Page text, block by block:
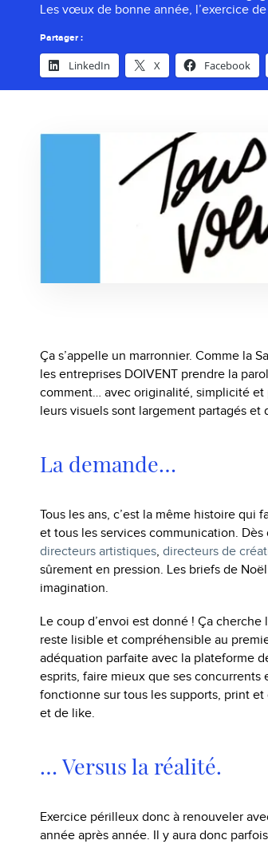
Les vœux de bonne année, l’exercice
Partager :
LinkedIn X Facebook
Ça s’appelle un marronnier. Comme la
les entreprises DOIVENT prendre la
comment… avec originalité, simplicité
leurs visuels sont largement partagés et
La demande…
Tous les ans, c’est la même histoire
et tous les services communication.
directeurs artistiques, directeurs de
sûrement en pression. Les briefs de
imagination.
Le coup d’envoi est donné ! Ça
reste lisible et compréhensible au
adéquation parfaite avec la plateforme
esprits, faire mieux que ses concurrents
fonctionne sur tous les supports, print
et de like.
… Versus la réalité.
Exercice périlleux donc à renouveler
année après année. Il y aura donc